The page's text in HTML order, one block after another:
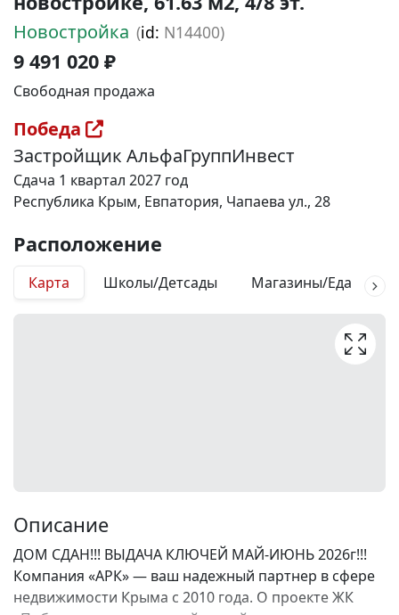
Новостройка (id: N14400)
9 491 020 ₽
Свободная продажа
Победа
Застройщик АльфаГруппИнвест
Сдача 1 квартал 2027 год
Республика Крым, Евпатория, Чапаева ул., 28
Расположение
Карта Школы/Детсады Магазины/Еда
Описание
ДОМ СДАН!!! ВЫДАЧА КЛЮЧЕЙ МАЙ-ИЮНЬ 2026г!!!
Компания «АРК» — ваш надежный партнер в сфере
недвижимости Крыма с 2010 года. О проекте ЖК